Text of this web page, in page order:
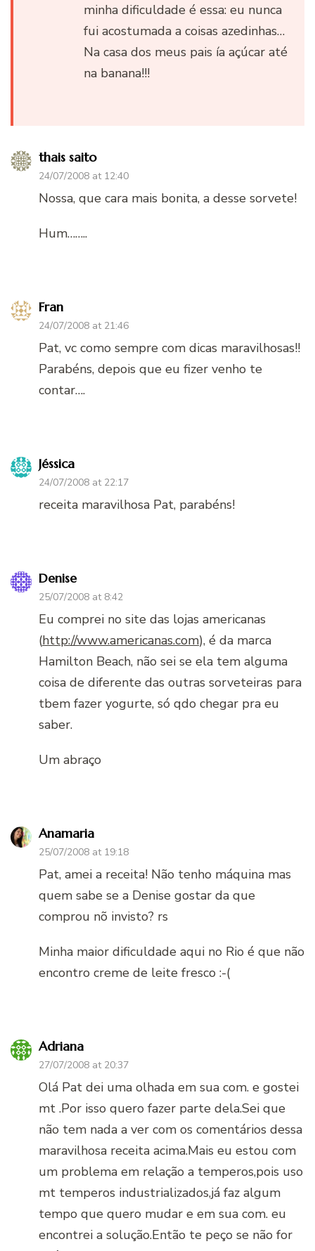
minha dificuldade é essa: eu nunca
fui acostumada a coisas azedinhas…
Na casa dos meus pais ía açúcar até
na banana!!!
thais saito
24/07/2008 at 12:40
Nossa, que cara mais bonita, a desse sorvete!
Hum……..
Fran
24/07/2008 at 21:46
Pat, vc como sempre com dicas maravilhosas!!
Parabéns, depois que eu fizer venho te
contar….
Jéssica
24/07/2008 at 22:17
receita maravilhosa Pat, parabéns!
Denise
25/07/2008 at 8:42
Eu comprei no site das lojas americanas
(http://www.americanas.com), é da marca
Hamilton Beach, não sei se ela tem alguma
coisa de diferente das outras sorveteiras para
tbem fazer yogurte, só qdo chegar pra eu
saber.
Um abraço
Anamaria
25/07/2008 at 19:18
Pat, amei a receita! Não tenho máquina mas
quem sabe se a Denise gostar da que
comprou nõ invisto? rs
Minha maior dificuldade aqui no Rio é que não
encontro creme de leite fresco :-(
Adriana
27/07/2008 at 20:37
Olá Pat dei uma olhada em sua com. e gostei
mt .Por isso quero fazer parte dela.Sei que
não tem nada a ver com os comentários dessa
maravilhosa receita acima.Mais eu estou com
um problema em relação a temperos,pois uso
mt temperos industrializados,já faz algum
tempo que quero mudar e em sua com. eu
encontrei a solução.Então te peço se não for